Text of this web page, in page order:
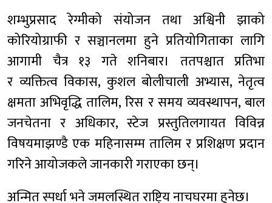
शम्भुप्रसाद रेग्मीको संयोजन तथा अश्विनी झाको
कोरियोग्राफी र सञ्चानलमा हुने प्रतियोगिताका लागि
आगामी चैत्र १३ गते शनिबार। ततपश्चात प्रतिभा
र व्यक्तित्व विकास, कुशल बोलीचाली अभ्यास, नेतृत्व
क्षमता अभिवृद्धि तालिम, रिस र समय व्यवस्थापन, बाल
जनचेतना र अधिकार, स्टेज प्रस्तुतिलगायत विविन्न
विषयमाझण्डै एक महिनासम्म तालिम र प्रशिक्षण प्रदान
गरिने आयोजकले जानकारी गराएका छन्।
अन्मित स्पर्धा भने जमलस्थित राष्ट्रिय नाचघरमा हुनेछ।